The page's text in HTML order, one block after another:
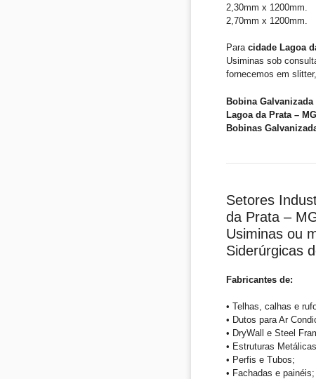
2,30mm x 1200mm.
2,70mm x 1200mm.
Para cidade Lagoa
Usiminas sob
fornecemos em
Bobina
Lagoa da Prata –
Bobinas
Setores
da Prata –
Usiminas ou
Siderúrgicas
Fabricantes de:
• Telhas, calhas e
• Dutos para Ar
• DryWall e Steel
• Estruturas
• Perfis e Tubos;
• Fachadas e painéis;